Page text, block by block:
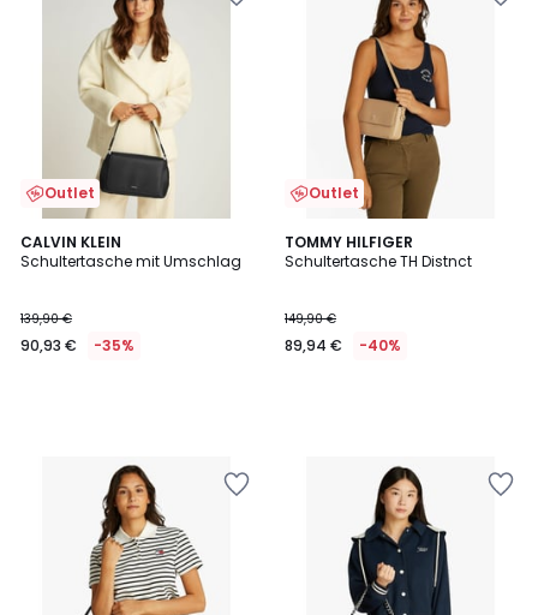
Outlet
CALVIN KLEIN
Schultertasche mit Umschlag
139,90 €
90,93 € -35%
Outlet
TOMMY HILFIGER
Schultertasche TH Distnct
149,90 €
89,94 € -40%